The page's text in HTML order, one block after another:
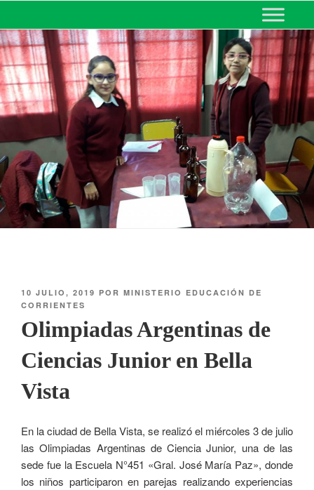
MINISTERIO DE EDUCACIÓN
DE CORRIENTES
10 JULIO, 2019 POR MINISTERIO EDUCACIÓN DE
CORRIENTES
Olimpiadas Argentinas de
Ciencias Junior en Bella
Vista
En la ciudad de Bella Vista, se realizó el miércoles 3 de julio
las Olimpiadas Argentinas de Ciencia Junior, una de las
sede fue la Escuela N°451 «Gral. José María Paz», donde
los niños participaron en parejas realizando experiencias